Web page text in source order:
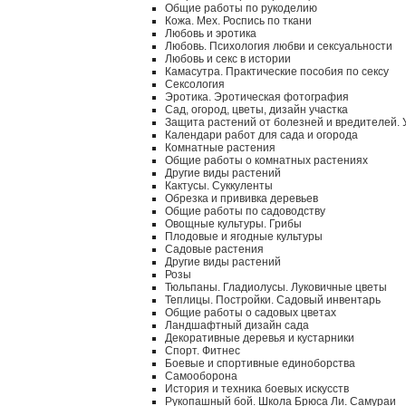
Общие работы по рукоделию
Кожа. Мех. Роспись по ткани
Любовь и эротика
Любовь. Психология любви и сексуальности
Любовь и секс в истории
Камасутра. Практические пособия по сексу
Сексология
Эротика. Эротическая фотография
Сад, огород, цветы, дизайн участка
Защита растений от болезней и вредителей.
Календари работ для сада и огорода
Комнатные растения
Общие работы о комнатных растениях
Другие виды растений
Кактусы. Суккуленты
Обрезка и прививка деревьев
Общие работы по садоводству
Овощные культуры. Грибы
Плодовые и ягодные культуры
Садовые растения
Другие виды растений
Розы
Тюльпаны. Гладиолусы. Луковичные цветы
Теплицы. Постройки. Садовый инвентарь
Общие работы о садовых цветах
Ландшафтный дизайн сада
Декоративные деревья и кустарники
Спорт. Фитнес
Боевые и спортивные единоборства
Самооборона
История и техника боевых искусств
Рукопашный бой. Школа Брюса Ли. Самураи